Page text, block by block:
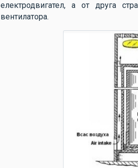
електродвигател, а от друга
вентилатора.